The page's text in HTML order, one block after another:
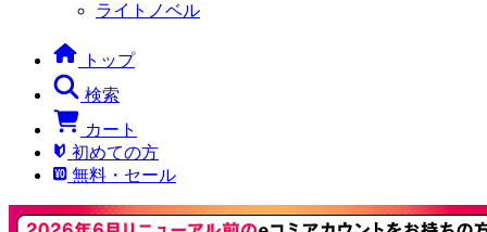
ライトノベル
トップ
検索
カート
初めての方
無料・セール